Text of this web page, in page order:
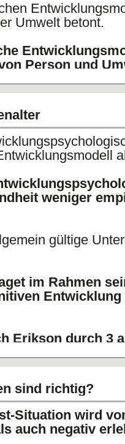
Umwelt betont.
Person und
weniger
gültige
im Rahmen
Erikson durch 3
sind richtig?
Situation wird
auch negativ